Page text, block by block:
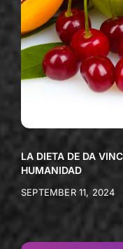
LA DIETA DE DA
HUMANIDAD
SEPTEMBER 11, 2024